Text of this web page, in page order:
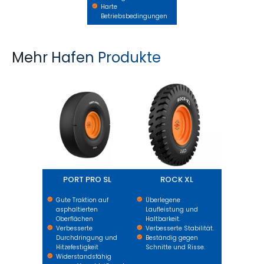
Harte
Betriebsbedingungen
Mehr Hafen Produkte
PORT PRO SL
Gute Traktion auf
asphaltierten
Oberflächen
Verbesserte
Durchdringung und
Hitzefestigkeit
Widerstandsfähig
ROCK XL
Überlegene
Laufleistung und
Haltbarkeit.
Verbesserte Stabilität.
Beständig gegen
Schnitte und Risse.